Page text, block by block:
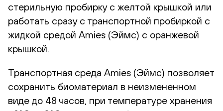
стерильную пробирку с желтой крышкой или
работать сразу с транспортной пробиркой с
жидкой средой Amies (Эймс) с оранжевой
крышкой.
Транспортная среда Amies (Эймс) позволяет
сохранить биоматериал в неизмененном
виде до 48 часов, при температуре хранения